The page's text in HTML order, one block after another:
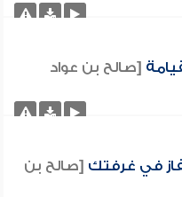
[صالح بن عواد
في غرفتك [صالح بن